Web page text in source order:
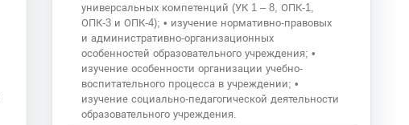
универсальных компетенций (УК 1 – 8, ОПК-1,
ОПК-3 и ОПК-4); • изучение нормативно-правовых
и административно-организационных
особенностей образовательного учреждения; •
изучение особенности организации учебно-
воспитательного процесса в учреждении; •
изучение социально-педагогической деятельности
образовательного учреждения.